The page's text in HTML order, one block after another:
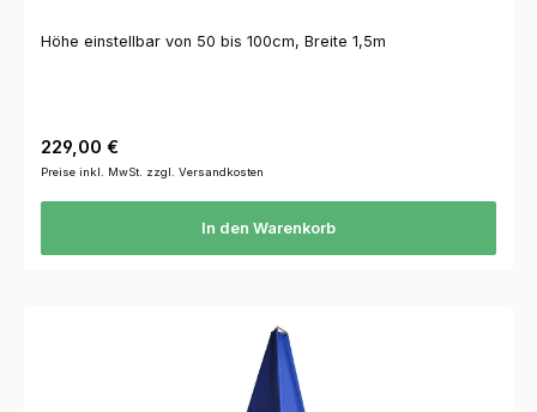
Höhe einstellbar von 50 bis 100cm, Breite 1,5m
Regulärer Preis:
229,00 €
Preise inkl. MwSt. zzgl. Versandkosten
In den Warenkorb